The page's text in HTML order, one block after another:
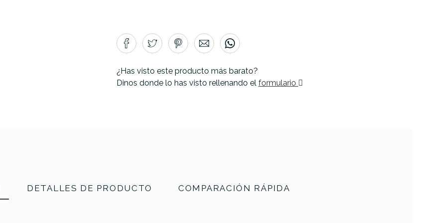
¿Has visto este producto más barato?
Dinos donde lo has visto rellenando el formulario
DETALLES DE PRODUCTO COMPARACIÓN RÁPIDA